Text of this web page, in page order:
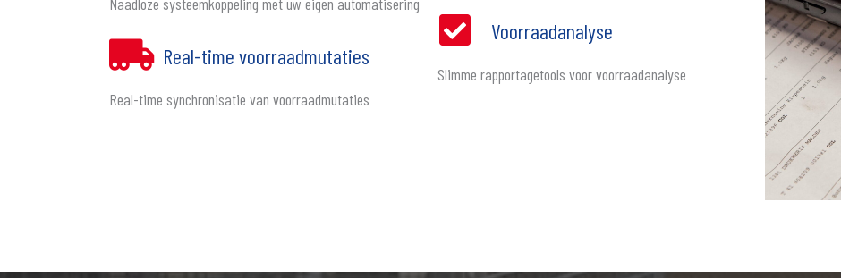
Real-time voorraadmutaties
Real-time synchronisatie van voorraadmutaties
Voorraadanalyse
Slimme rapportagetools voor voorraadanalyse